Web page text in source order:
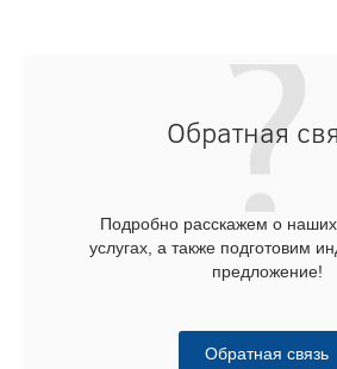
Обратная
Подробно расскажем о наших
услугах, а также подготовим
предложение!
Обратная связь